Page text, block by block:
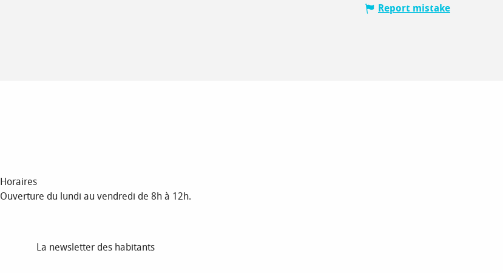
Report mistake
Horaires
Ouverture du lundi au vendredi de 8h à 12h.
La newsletter des habitants